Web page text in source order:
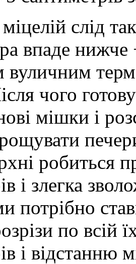
слід
впаде
вуличним
чого
мішки і
робиться
і злегка
потрібно
по
і